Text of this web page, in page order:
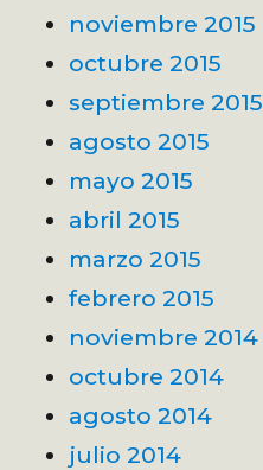
noviembre 2015
octubre 2015
septiembre 2015
agosto 2015
mayo 2015
abril 2015
marzo 2015
febrero 2015
noviembre 2014
octubre 2014
agosto 2014
julio 2014